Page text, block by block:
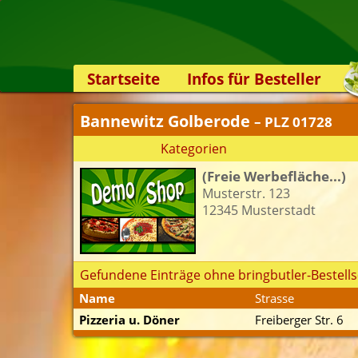
Startseite
Infos für Besteller
Lieferservice-App
Weiterempfehlen
Newsletter
Sicherheit
Kontakt
Bannewitz Golberode – PLZ 01728
Kategorien
(Freie Werbefläche...)
Musterstr. 123
12345 Musterstadt
Gefundene Einträge ohne bringbutler-
Name Strasse
Pizzeria u. Döner
Freiberger Str. 6